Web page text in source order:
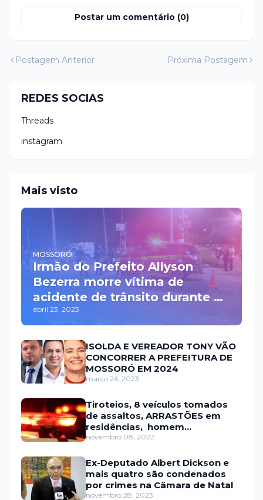
Postar um comentário (0)
Postagem Anterior Próxima Postagem
REDES SOCIAS
Threads
instagram
Mais visto
MOSSORÓ
Irmão do Prefeito Allyson
Bezerra morre vítima de
acidente de trânsito durante a
madrugada na BR 110 em
Mossoró
abril 23, 2023
ISOLDA E VEREADOR TONY VÃO
CONCORRER A PREFEITURA DE
MOSSORÓ EM 2024
março 26, 2023
Tiroteios, 8 veículos tomados
de assaltos, ARRASTÕES em
residências, homem
encontrado morto
novembro 08, 2022
Ex-Deputado Albert Dickson e
mais quatro são condenados
por crimes na Câmara de Natal
novembro 28, 2023